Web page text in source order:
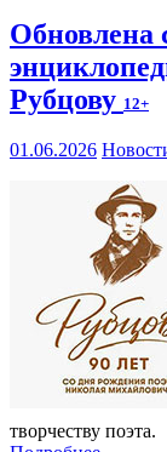
Обновлена
Рубцову 12+
01.06.2026
творчеству поэта.